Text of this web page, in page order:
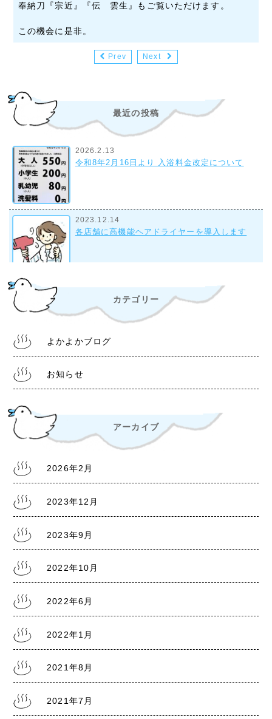
奉納刀『宗近』『伝 雲生』もご覧いただけます。
この機会に是非。
Prev Next
最近の投稿
2026.2.13
令和8年2月16日より 入浴料金改定について
2023.12.14
各店舗に高機能ヘアドライヤーを導入します
組合事務所について
2022.10.28
令和4年11月1日より 入浴料金改定について
2022.6.30
熊本銭湯『松の湯』 営業時間等変更のお知らせ
熊本銭湯『大福湯』 営業のお知らせ
2022.1.20
2021.8.5
2021.7.30
熊本銭湯の日記『熊本まん延防止宣言7/31～
カテゴリー
よかよかブログ
お知らせ
アーカイブ
2026年2月
2023年12月
2023年9月
2022年10月
2022年6月
2022年1月
2021年8月
2021年7月